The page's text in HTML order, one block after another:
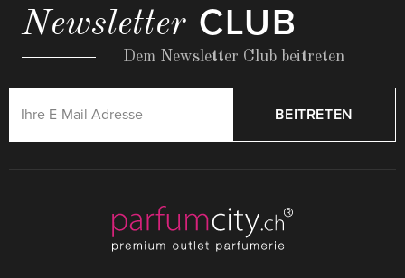
Newsletter CLUB
Dem Newsletter Club beitreten
BEITRETEN